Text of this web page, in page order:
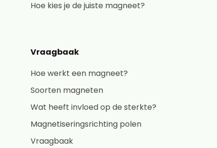
Hoe kies je de juiste magneet?
Vraagbaak
Hoe werkt een magneet?
Soorten magneten
Wat heeft invloed op de sterkte?
Magnetiseringsrichting polen
Vraagbaak